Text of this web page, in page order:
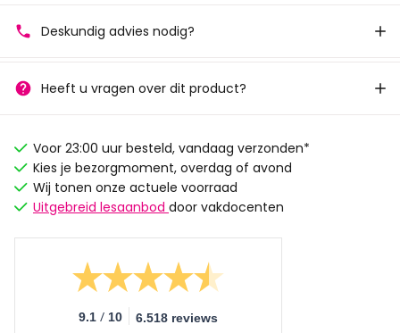
Deskundig advies nodig?
Heeft u vragen over dit product?
Voor 23:00 uur besteld, vandaag verzonden*
Kies je bezorgmoment, overdag of avond
Wij tonen onze actuele voorraad
Uitgebreid lesaanbod door vakdocenten
9.1 / 10 6.518 reviews